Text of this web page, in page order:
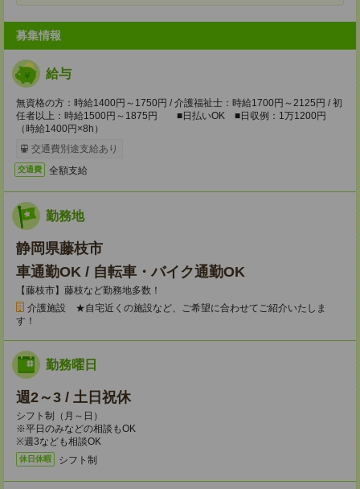
募集情報
給与
無資格の方：時給1400円～1750円 / 介護福祉士：時給1700円～2125円 / 初
任者以上：時給1500円～1875円 ■日払いOK ■日収例：1万1200円
（時給1400円×8h）
交通費別途支給あり
交通費 全額支給
勤務地
静岡県藤枝市
車通勤OK / 自転車・バイク通勤OK
【藤枝市】藤枝など勤務地多数！
介護施設 ★自宅近くの施設など、ご希望に合わせてご紹介いたしま
す！
勤務曜日
週2～3 / 土日祝休
シフト制（月～日）
※平日のみなどの相談もOK
※週3なども相談OK
休日休暇 シフト制